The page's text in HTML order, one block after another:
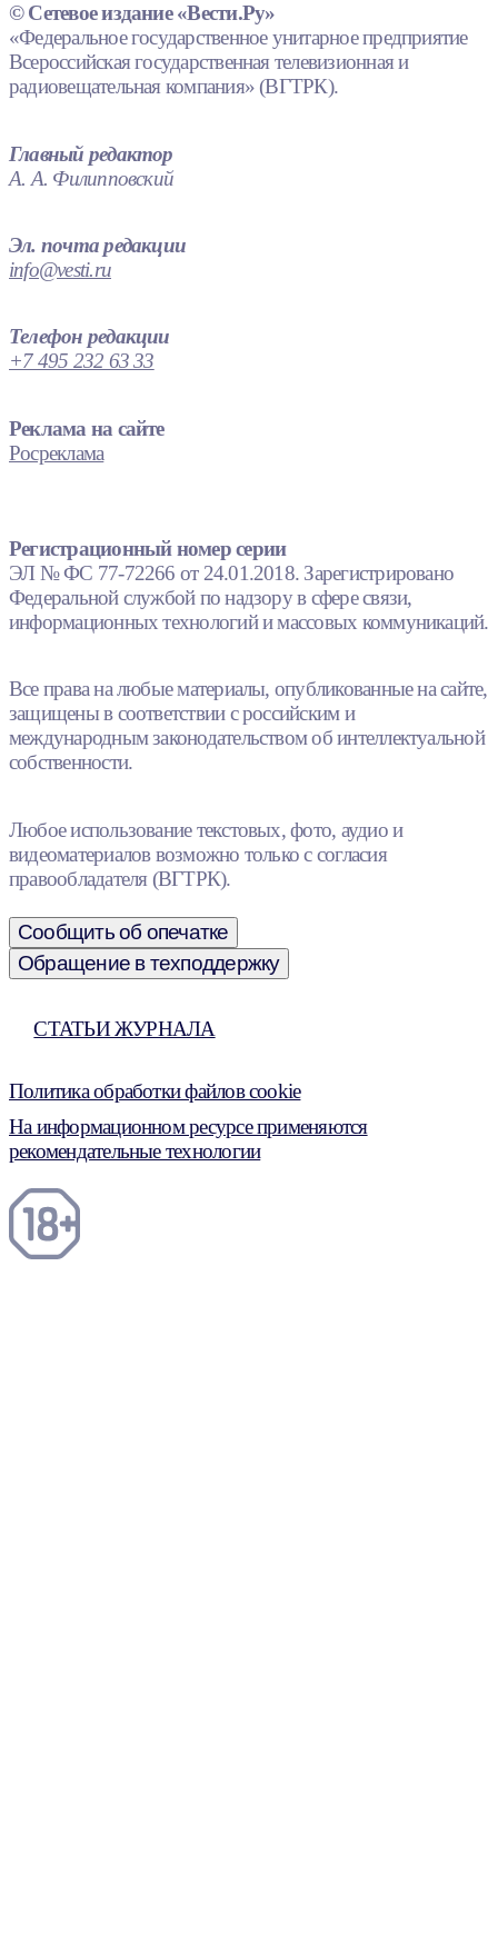
© Сетевое издание «Вести.Ру»
«Федеральное государственное унитарное предприятие
Всероссийская государственная телевизионная и
радиовещательная компания» (ВГТРК).
Главный редактор
А. А. Филипповский
Эл. почта редакции
info@vesti.ru
Телефон редакции
+7 495 232 63 33
Реклама на сайте
Росреклама
Регистрационный номер серии
ЭЛ № ФС 77-72266 от 24.01.2018. Зарегистрировано
Федеральной службой по надзору в сфере связи,
информационных технологий и массовых коммуникаций.
Все права на любые материалы, опубликованные на сайте,
защищены в соответствии с российским и
международным законодательством об интеллектуальной
собственности.
Любое использование текстовых, фото, аудио и
видеоматериалов возможно только с согласия
правообладателя (ВГТРК).
Сообщить об опечатке
Обращение в техподдержку
СТАТЬИ ЖУРНАЛА
Политика обработки файлов cookie
На информационном ресурсе применяются
рекомендательные технологии